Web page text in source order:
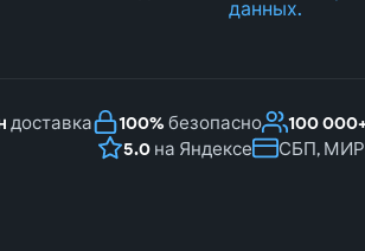
данных.
доставка 100% безопасно 100
5.0на Яндексе СБП,